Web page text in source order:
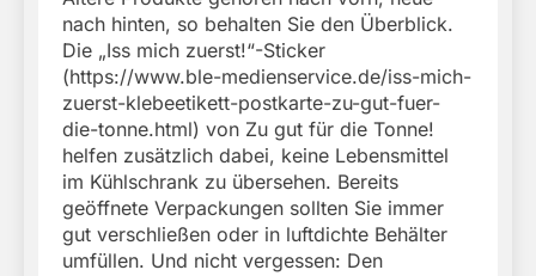
nach hinten, so behalten Sie den Überblick.
Die „Iss mich zuerst!“-Sticker
(https://www.ble-medienservice.de/iss-mich-
zuerst-klebeetikett-postkarte-zu-gut-fuer-
die-tonne.html) von Zu gut für die Tonne!
helfen zusätzlich dabei, keine Lebensmittel
im Kühlschrank zu übersehen. Bereits
geöffnete Verpackungen sollten Sie immer
gut verschließen oder in luftdichte Behälter
umfüllen. Und nicht vergessen: Den